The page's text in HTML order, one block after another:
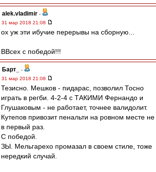
alek.vladimir -
31 мар 2018 21:08
ох уж эти ибучие перерывы на сборную...
ВВсех с победой!!!
Барт_
-
31 мар 2018 21:08
Тезисно. Мешков - пидарас, позволил Тосно
играть в регби. 4-2-4 с ТАКИМИ Фернандо и
Глушаковым - не работает, точнее валидолит.
Кутепов привозит пенальти на ровном месте не
в первый раз.
С победой.
ЗЫ. Мельгарехо промазал в своем стиле, тоже
нередкий случай.